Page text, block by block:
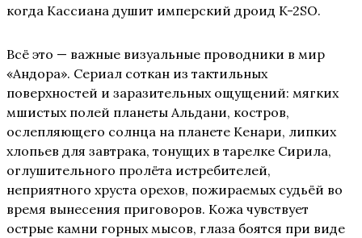
когда Кассиана душит имперский дроид K-2SO.
Всё это — важные визуальные проводники в мир
«Андора». Сериал соткан из тактильных
поверхностей и заразительных ощущений: мягких
мшистых полей планеты Альдани, костров,
ослепляющего солнца на планете Кенари, липких
хлопьев для завтрака, тонущих в тарелке Сирила,
оглушительного пролёта истребителей,
неприятного хруста орехов, пожираемых судьёй во
время вынесения приговоров. Кожа чувствует
острые камни горных мысов, глаза боятся при виде